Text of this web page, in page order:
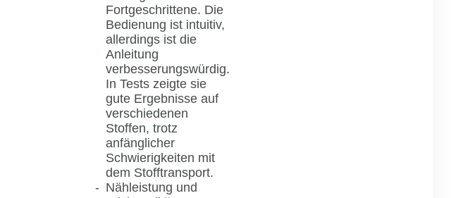
Fortgeschrittene. Die
Bedienung ist intuitiv,
allerdings ist die
Anleitung
verbesserungswürdig.
In Tests zeigte sie
gute Ergebnisse auf
verschiedenen
Stoffen, trotz
anfänglicher
Schwierigkeiten mit
dem Stofftransport.
Nähleistung und